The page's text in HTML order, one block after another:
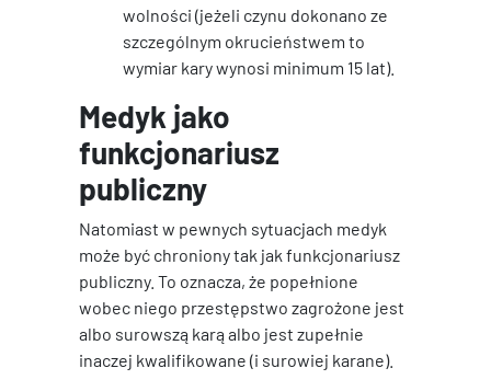
wolności (jeżeli czynu dokonano ze
szczególnym okrucieństwem to
wymiar kary wynosi minimum 15 lat).
Medyk jako
funkcjonariusz
publiczny
Natomiast w pewnych sytuacjach medyk
może być chroniony tak jak funkcjonariusz
publiczny. To oznacza, że popełnione
wobec niego przestępstwo zagrożone jest
albo surowszą karą albo jest zupełnie
inaczej kwalifikowane (i surowiej karane).